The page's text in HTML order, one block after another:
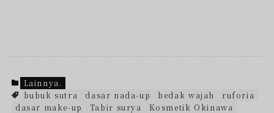
Lainnya.
bubuk sutra
dasar nada-up bedak wajah
ruforia
dasar make-up
Tabir surya
Kosmetik Okinawa